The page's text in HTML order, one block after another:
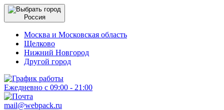
Россия
Москва и Московская область
Щелково
Нижний Новгород
Другой город
Ежедневно с 09:00 - 21:00
mail@webpack.ru